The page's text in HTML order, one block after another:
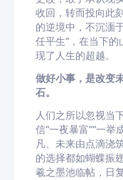
收回，转而投向此
的逆境中，不沉湎
任平生”，在当下
现了人生的超越。
做好小事，是改变
石。
人们之所以忽视当
信“一夜暴富”“一举
凡、未来由点滴浇
的选择都如蝴蝶振
羲之墨池临帖，日